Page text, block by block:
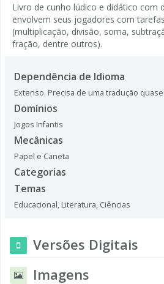
Livro de cunho lúdico e didático com
envolvem seus jogadores com
(multiplicação, divisão, soma,
fração, dentre outros).
Dependência de Idioma
Extenso. Precisa de uma tradução
Domínios
Jogos Infantis
Mecânicas
Papel e Caneta
Categorias
Temas
Educacional, Literatura, Ciências
Versões Digitais
Imagens